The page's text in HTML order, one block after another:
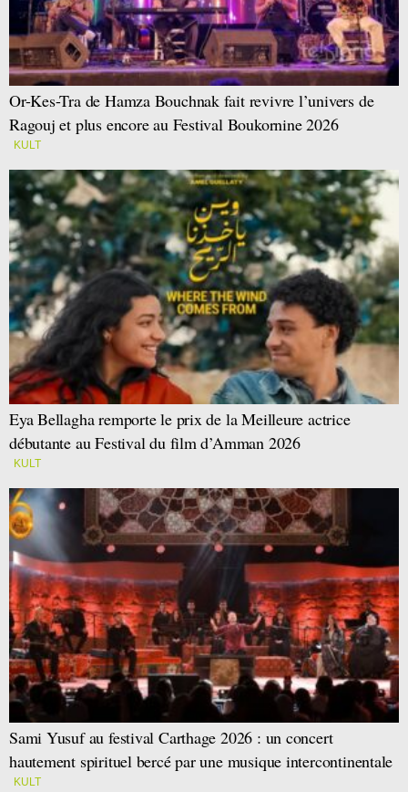
Or-Kes-Tra de Hamza Bouchnak fait revivre l’univers de
Ragouj et plus encore au Festival Boukornine 2026
KULT
Eya Bellagha remporte le prix de la Meilleure actrice
débutante au Festival du film d’Amman 2026
KULT
Sami Yusuf au festival Carthage 2026 : un concert
hautement spirituel bercé par une musique intercontinentale
KULT